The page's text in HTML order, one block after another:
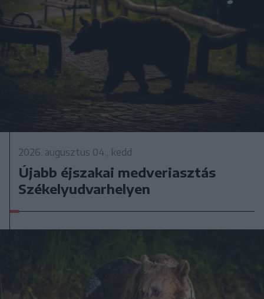
2026. augusztus 04., kedd
Újabb éjszakai medveriasztás
Székelyudvarhelyen